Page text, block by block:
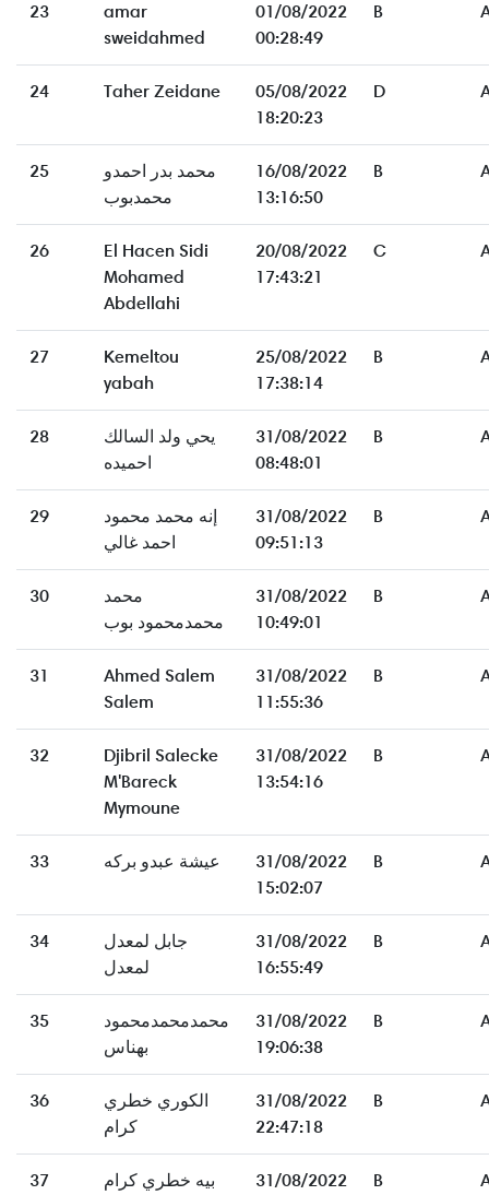
23
amar
sweidahmed
01/08/2022
00:28:49
B
24 Taher Zeidane
05/08/2022
18:20:23
D
25
محمد بدر احمدو
محمدبوب
16/08/2022
13:16:50
B
26
El Hacen Sidi
Mohamed
Abdellahi
20/08/2022
17:43:21
C
27
Kemeltou
yabah
25/08/2022
17:38:14
B
28
يحي ولد السالك
احميده
31/08/2022
08:48:01
B
29
إنه محمد محمود
احمد غالي
31/08/2022
09:51:13
B
30
محمد
محمدمحمود بوب
31/08/2022
10:49:01
B
31
Ahmed Salem
Salem
31/08/2022
11:55:36
B
32
Djibril Salecke
M'Bareck
Mymoune
31/08/2022
13:54:16
B
33 عيشة عبدو بركه
31/08/2022
15:02:07
B
34
جابل لمعدل
لمعدل
31/08/2022
16:55:49
B
35
محمدمحمدمحمود
بهناس
31/08/2022
19:06:38
B
36
الكوري خطري
كرام
31/08/2022
22:47:18
B
37 بيه خطري كرام
31/08/2022
B